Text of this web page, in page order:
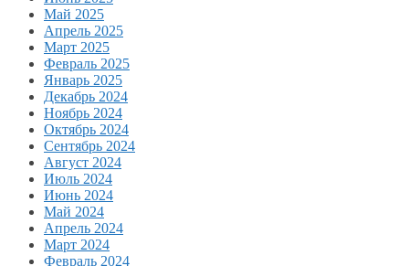
Май 2025
Апрель 2025
Март 2025
Февраль 2025
Январь 2025
Декабрь 2024
Ноябрь 2024
Октябрь 2024
Сентябрь 2024
Август 2024
Июль 2024
Июнь 2024
Май 2024
Апрель 2024
Март 2024
Февраль 2024